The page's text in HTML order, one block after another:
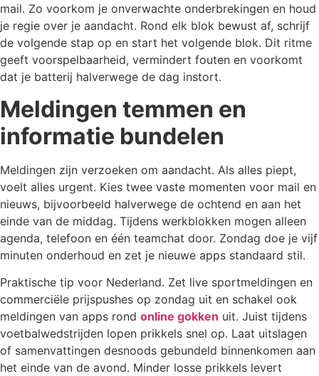
mail. Zo voorkom je onverwachte onderbrekingen en houd
je regie over je aandacht. Rond elk blok bewust af, schrijf
de volgende stap op en start het volgende blok. Dit ritme
geeft voorspelbaarheid, vermindert fouten en voorkomt
dat je batterij halverwege de dag instort.
Meldingen temmen en
informatie bundelen
Meldingen zijn verzoeken om aandacht. Als alles piept,
voelt alles urgent. Kies twee vaste momenten voor mail en
nieuws, bijvoorbeeld halverwege de ochtend en aan het
einde van de middag. Tijdens werkblokken mogen alleen
agenda, telefoon en één teamchat door. Zondag doe je vijf
minuten onderhoud en zet je nieuwe apps standaard stil.
Praktische tip voor Nederland. Zet live sportmeldingen en
commerciële prijspushes op zondag uit en schakel ook
meldingen van apps rond online gokken uit. Juist tijdens
voetbalwedstrijden lopen prikkels snel op. Laat uitslagen
of samenvattingen desnoods gebundeld binnenkomen aan
het einde van de avond. Minder losse prikkels levert